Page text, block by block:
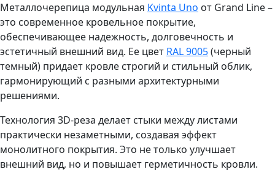
Металлочерепица модульная Kvinta Uno от Grand Line –
это современное кровельное покрытие,
обеспечивающее надежность, долговечность и
эстетичный внешний вид. Ее цвет RAL 9005(черный
темный) придает кровле строгий и стильный облик,
гармонирующий с разными архитектурными
решениями.
Технология 3D-реза делает стыки между листами
практически незаметными, создавая эффект
монолитного покрытия. Это не только улучшает
внешний вид, но и повышает герметичность кровли.